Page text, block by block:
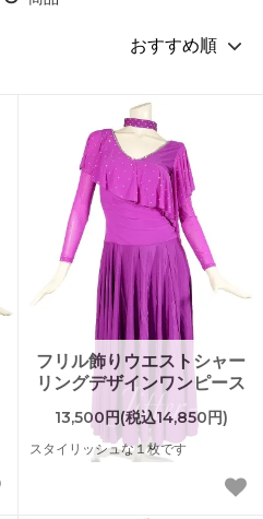
フリル飾りウエストシャー
リングデザインワンピース
13,500円(税込14,850円)
スタイリッシュな１枚です